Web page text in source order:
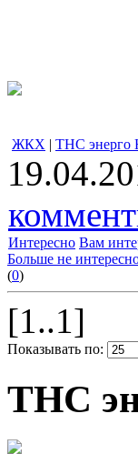
ЖКХ | ТНС энерго
Интересно Вам
Больше не
(0)
[1..1]
Показывать по:
ТНС